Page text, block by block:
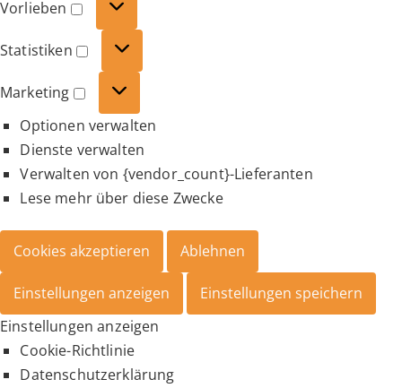
Vorlieben
Vorlieben
Statistiken
Statistiken
Marketing
Marketing
Optionen verwalten
Dienste verwalten
Verwalten von {vendor_count}-Lieferanten
Lese mehr über diese Zwecke
Cookies akzeptieren Ablehnen
Einstellungen anzeigen
Einstellungen speichern
Einstellungen anzeigen
Cookie-Richtlinie
Datenschutzerklärung